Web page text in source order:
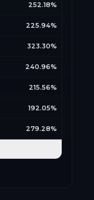
252.18%
225.94%
323.30%
240.96%
215.56%
192.05%
279.28%